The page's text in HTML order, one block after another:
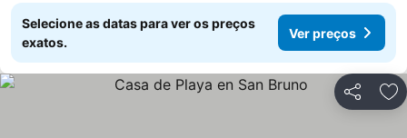
Selecione as datas para ver os preços
exatos.
Ver preços
Partilhar